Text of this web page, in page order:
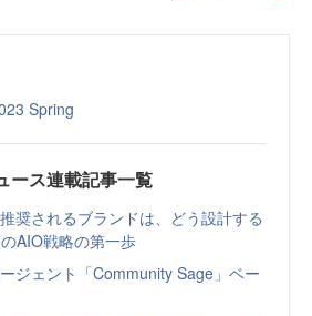
Spring
ース連載記事一覧
奨されるブランドは、どう設計する
AIO戦略の第一歩
ジェント「Community Sage」ベー